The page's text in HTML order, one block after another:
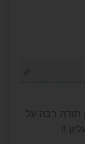
תודה רבה על
!!